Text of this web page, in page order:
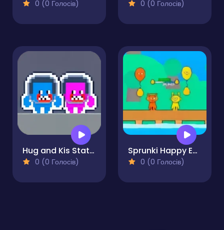
0 (0 Голосів) 0 (0 Голосів)
Hug and Kis Station Escape
0 (0 Голосів)
Sprunki Happy Easter 2Player
0 (0 Голосів)